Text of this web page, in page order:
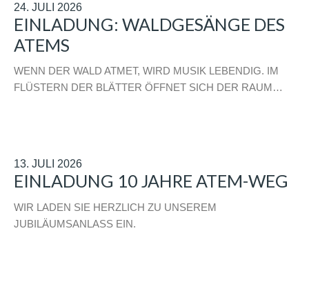
24. JULI 2026
EINLADUNG: WALDGESÄNGE DES
ATEMS
WENN DER WALD ATMET, WIRD MUSIK LEBENDIG. IM
FLÜSTERN DER BLÄTTER ÖFFNET SICH DER RAUM…
13. JULI 2026
EINLADUNG 10 JAHRE ATEM-WEG
WIR LADEN SIE HERZLICH ZU UNSEREM
JUBILÄUMSANLASS EIN.